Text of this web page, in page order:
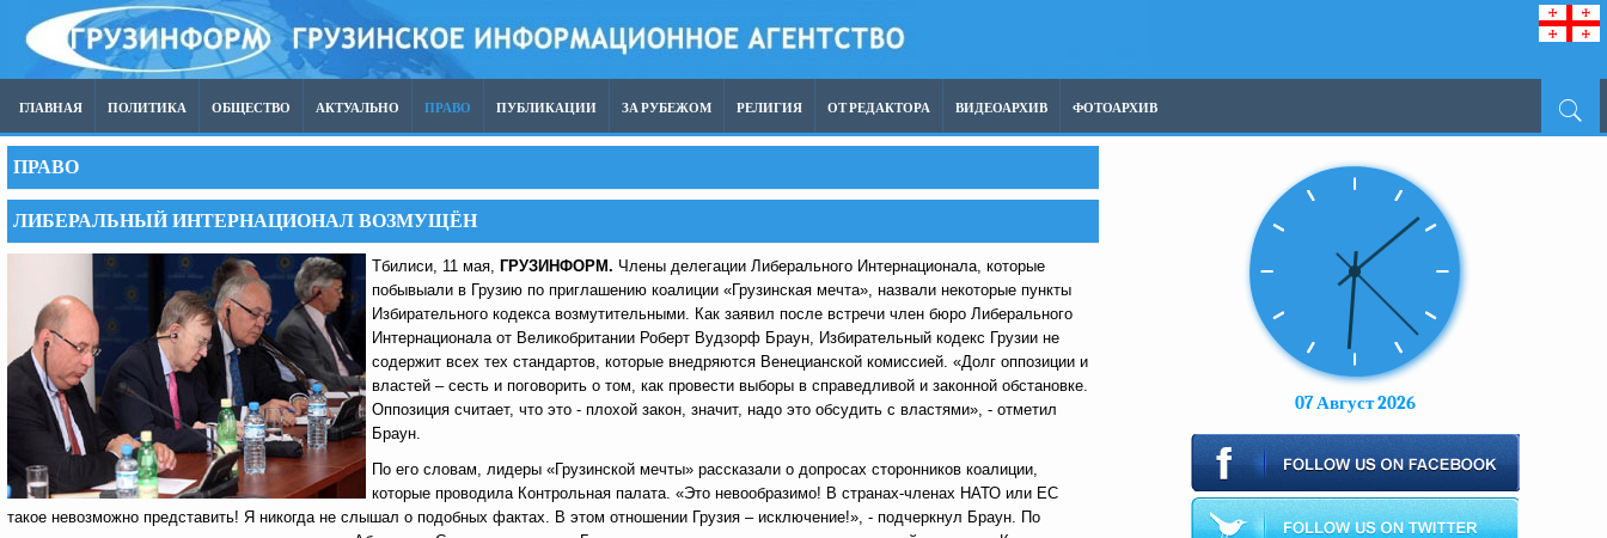
ГЛАВНАЯ ПОЛИТИКА ОБЩЕСТВО АКТУАЛЬНО ПРАВО ПУБЛИКАЦИИ ЗА РУБЕЖОМ РЕЛИГИЯ ОТ РЕДАКТОРА ВИДЕОАРХИВ ФОТОАРХИВ
ПРАВО
ЛИБЕРАЛЬНЫЙ ИНТЕРНАЦИОНАЛ ВОЗМУЩЁН
Тбилиси, 11 мая, ГРУЗИНФОРМ. Члены делегации Либерального Интернационала, которые
побывыали в Грузию по приглашению коалиции «Грузинская мечта», назвали некоторые пункты
Избирательного кодекса возмутительными. Как заявил после встречи член бюро Либерального
Интернационала от Великобритании Роберт Вудзорф Браун, Избирательный кодекс Грузии не
содержит всех тех стандартов, которые внедряются Венецианской комиссией. «Долг оппозиции и
властей – сесть и поговорить о том, как провести выборы в справедливой и законной обстановке.
Оппозиция считает, что это - плохой закон, значит, надо это обсудить с властями», - отметил
Браун.
По его словам, лидеры «Грузинской мечты» рассказали о допросах сторонников коалиции,
которые проводила Контрольная палата. «Это невообразимо! В странах-членах НАТО или ЕС
такое невозможно представить! Я никогда не слышал о подобных фактах. В этом отношении Грузия – исключение!», - подчеркнул Браун. По
07 Август 2026